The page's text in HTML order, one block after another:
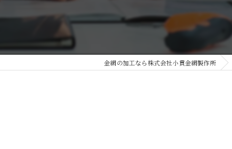
オーダー
TIG溶接
金網の加工なら株式会社小貫金網製作所